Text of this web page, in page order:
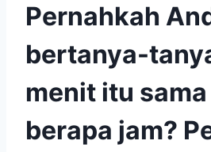
Pernahkah
bertanya-
menit itu
berapa jam?